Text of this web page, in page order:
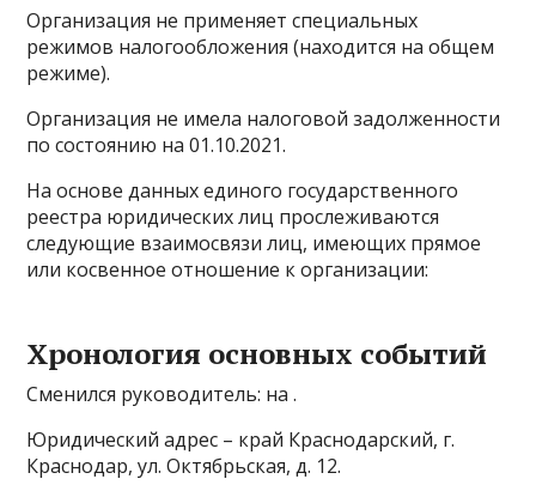
Организация не применяет специальных
режимов налогообложения (находится на общем
режиме).
Организация не имела налоговой задолженности
по состоянию на 01.10.2021.
На основе данных единого государственного
реестра юридических лиц прослеживаются
следующие взаимосвязи лиц, имеющих прямое
или косвенное отношение к организации:
Хронология основных событий
Сменился руководитель: на .
Юридический адрес – край Краснодарский, г.
Краснодар, ул. Октябрьская, д. 12.